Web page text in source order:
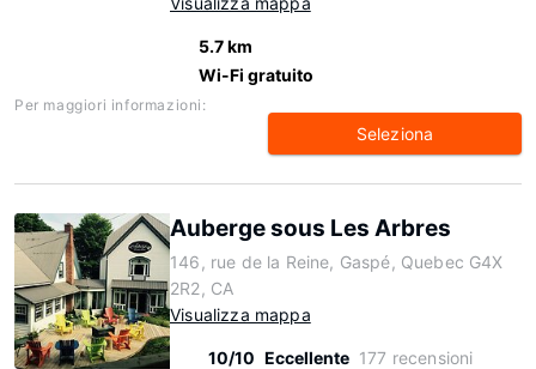
5.7 km
Wi-Fi gratuito
Per maggiori informazioni:
Seleziona
Auberge sous Les Arbres
146, rue de la Reine, Gaspé, Quebec G4X
2R2, CA
Visualizza mappa
10/10 Eccellente 177 recensioni